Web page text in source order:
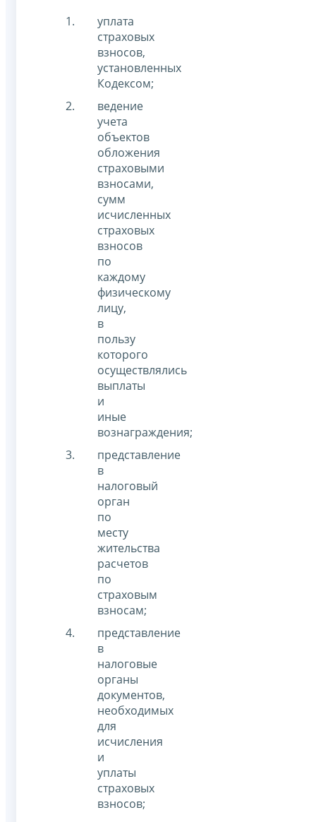
уплата
страховых
взносов,
установленных
Кодексом;
ведение
учета
объектов
обложения
страховыми
взносами,
сумм
исчисленных
страховых
взносов
по
каждому
физическому
лицу,
в
пользу
которого
осуществлялись
выплаты
и
иные
вознаграждения;
представление
в
налоговый
орган
по
месту
жительства
расчетов
по
страховым
взносам;
представление
в
налоговые
органы
документов,
необходимых
для
исчисления
и
уплаты
страховых
взносов;